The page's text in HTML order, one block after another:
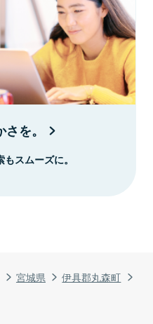
宮城県
伊具郡丸森町
を。
スムーズに。